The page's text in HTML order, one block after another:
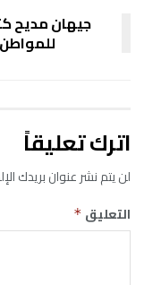
جيهان مديح
اترك تعليقاً
لن يتم نشر عنوان بريدك
التعليق *